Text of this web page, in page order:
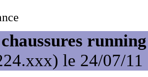
running
le 24/07/11